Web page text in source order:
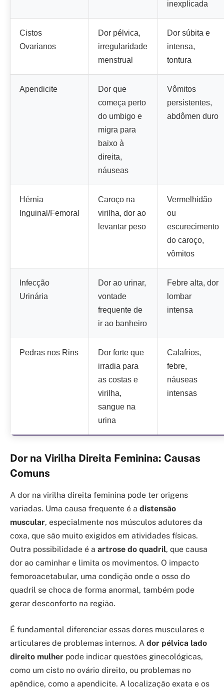
inexplicada
Cistos
Ovarianos
Dor pélvica,
irregularidade
menstrual
Dor súbita e
intensa,
tontura
Apendicite
Dor que
começa perto
do umbigo e
migra para
baixo à
direita,
náuseas
Vômitos
persistentes,
abdômen duro
Hérnia
Inguinal/Femoral
Caroço na
virilha, dor ao
levantar peso
Vermelhidão
ou
escurecimento
do caroço,
vômitos
Infecção
Urinária
Dor ao urinar,
vontade
frequente de
ir ao banheiro
Febre alta, dor
lombar
intensa
Pedras nos Rins
Dor forte que
irradia para
as costas e
virilha,
sangue na
urina
Calafrios,
febre,
náuseas
intensas
Dor na Virilha Direita Feminina: Causas
Comuns
A dor na virilha direita feminina pode ter origens
variadas. Uma causa frequente é a distensão
muscular, especialmente nos músculos adutores da
coxa, que são muito exigidos em atividades físicas.
Outra possibilidade é a artrose do quadril, que causa
dor ao caminhar e limita os movimentos. O impacto
femoroacetabular, uma condição onde o osso do
quadril se choca de forma anormal, também pode
gerar desconforto na região.
É fundamental diferenciar essas dores musculares e
articulares de problemas internos. A dor pélvica lado
direito mulher pode indicar questões ginecológicas,
como um cisto no ovário direito, ou problemas no
apêndice, como a apendicite. A localização exata e os